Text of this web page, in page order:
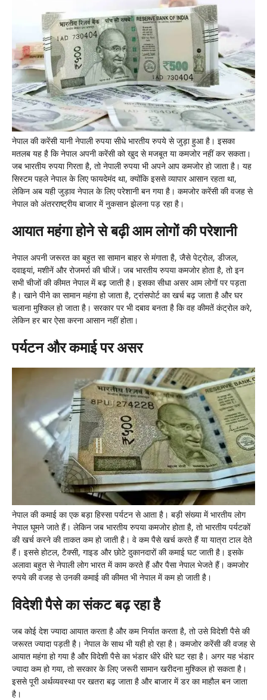
नेपाल की करेंसी यानी नेपाली रुपया सीधे भारतीय रुपये से जुड़ा हुआ है। इसका
मतलब यह है कि नेपाल अपनी करेंसी को खुद से मजबूत या कमजोर नहीं कर सकता।
जब भारतीय रुपया गिरता है, तो नेपाली रुपया भी अपने आप कमजोर हो जाता है। यह
सिस्टम पहले नेपाल के लिए फायदेमंद था, क्योंकि इससे व्यापार आसान रहता था,
लेकिन अब यही जुड़ाव नेपाल के लिए परेशानी बन गया है। कमजोर करेंसी की वजह से
नेपाल को अंतरराष्ट्रीय बाजार में नुकसान झेलना पड़ रहा है।
आयात महंगा होने से बढ़ी आम लोगों की परेशानी
नेपाल अपनी जरूरत का बहुत सा सामान बाहर से मंगाता है, जैसे पेट्रोल, डीजल,
दवाइयां, मशीनें और रोजमर्रा की चीजें। जब भारतीय रुपया कमजोर होता है, तो इन
सभी चीजों की कीमत नेपाल में बढ़ जाती है। इसका सीधा असर आम लोगों पर पड़ता
है। खाने पीने का सामान महंगा हो जाता है, ट्रांसपोर्ट का खर्च बढ़ जाता है और घर
चलाना मुश्किल हो जाता है। सरकार पर भी दबाव बनता है कि वह कीमतें कंट्रोल करे,
लेकिन हर बार ऐसा करना आसान नहीं होता।
पर्यटन और कमाई पर असर
नेपाल की कमाई का एक बड़ा हिस्सा पर्यटन से आता है। बड़ी संख्या में भारतीय लोग
नेपाल घूमने जाते हैं। लेकिन जब भारतीय रुपया कमजोर होता है, तो भारतीय पर्यटकों
की खर्च करने की ताकत कम हो जाती है। वे कम पैसे खर्च करते हैं या यात्रा टाल देते
हैं। इससे होटल, टैक्सी, गाइड और छोटे दुकानदारों की कमाई घट जाती है। इसके
अलावा बहुत से नेपाली लोग भारत में काम करते हैं और पैसा नेपाल भेजते हैं। कमजोर
रुपये की वजह से उनकी कमाई की कीमत भी नेपाल में कम हो जाती है।
विदेशी पैसे का संकट बढ़ रहा है
जब कोई देश ज्यादा आयात करता है और कम निर्यात करता है, तो उसे विदेशी पैसे की
जरूरत ज्यादा पड़ती है। नेपाल के साथ भी यही हो रहा है। कमजोर करेंसी की वजह से
आयात महंगा हो गया है और विदेशी पैसे का भंडार धीरे धीरे घट रहा है। अगर यह भंडार
ज्यादा कम हो गया, तो सरकार के लिए जरूरी सामान खरीदना मुश्किल हो सकता है।
इससे पूरी अर्थव्यवस्था पर खतरा बढ़ जाता है और बाजार में डर का माहौल बन जाता
है।